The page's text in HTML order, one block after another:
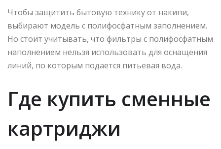
Чтобы защитить бытовую технику от накипи,
выбирают модель с полифосфатным заполнением.
Но стоит учитывать, что фильтры с полифосфатным
наполнением нельзя использовать для оснащения
линий, по которым подается питьевая вода.
Где купить сменные
картриджи